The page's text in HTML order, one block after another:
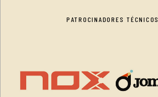
PATROCINADORES TÉCNICOS